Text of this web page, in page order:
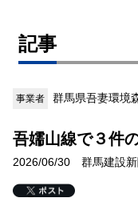
記事
事業者 群馬県吾妻環境
吾嬬山線で３件
2026/06/30 群馬建設新